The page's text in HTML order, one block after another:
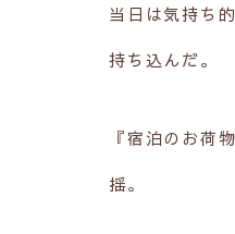
当日は気持ち
持ち込んだ。
『宿泊のお荷
揺。